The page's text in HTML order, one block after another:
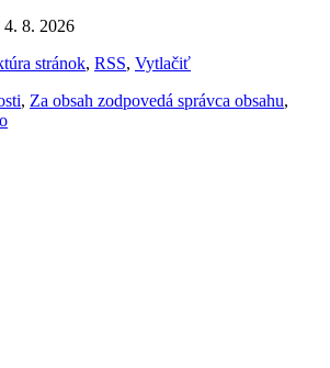
4. 8. 2026
stránok, RSS, Vytlačiť
, Za obsah zodpovedá správca obsahu,